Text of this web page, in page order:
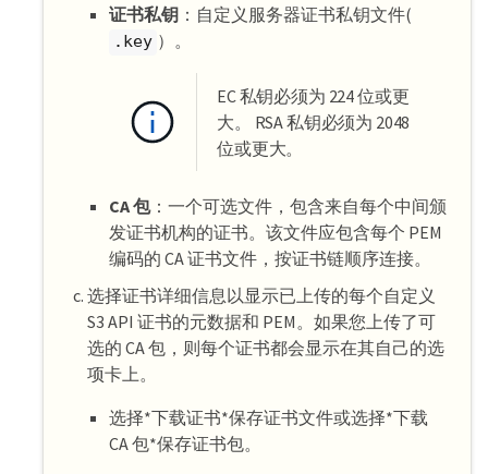
证书私钥：自定义服务器证书私钥文件(
.key ）。
EC 私钥必须为 224 位或更
大。 RSA 私钥必须为 2048
位或更大。
CA 包：一个可选文件，包含来自每个中间颁
发证书机构的证书。该文件应包含每个 PEM
编码的 CA 证书文件，按证书链顺序连接。
选择证书详细信息以显示已上传的每个自定义
S3 API 证书的元数据和 PEM。如果您上传了可
选的 CA 包，则每个证书都会显示在其自己的选
项卡上。
选择*下载证书*保存证书文件或选择*下载
CA 包*保存证书包。